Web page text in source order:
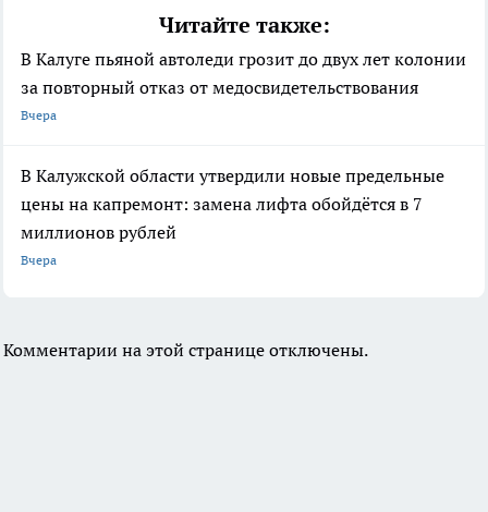
Читайте также:
В Калуге пьяной автоледи грозит до двух лет колонии
за повторный отказ от медосвидетельствования
Вчера
В Калужской области утвердили новые предельные
цены на капремонт: замена лифта обойдётся в 7
миллионов рублей
Вчера
Комментарии на этой странице отключены.